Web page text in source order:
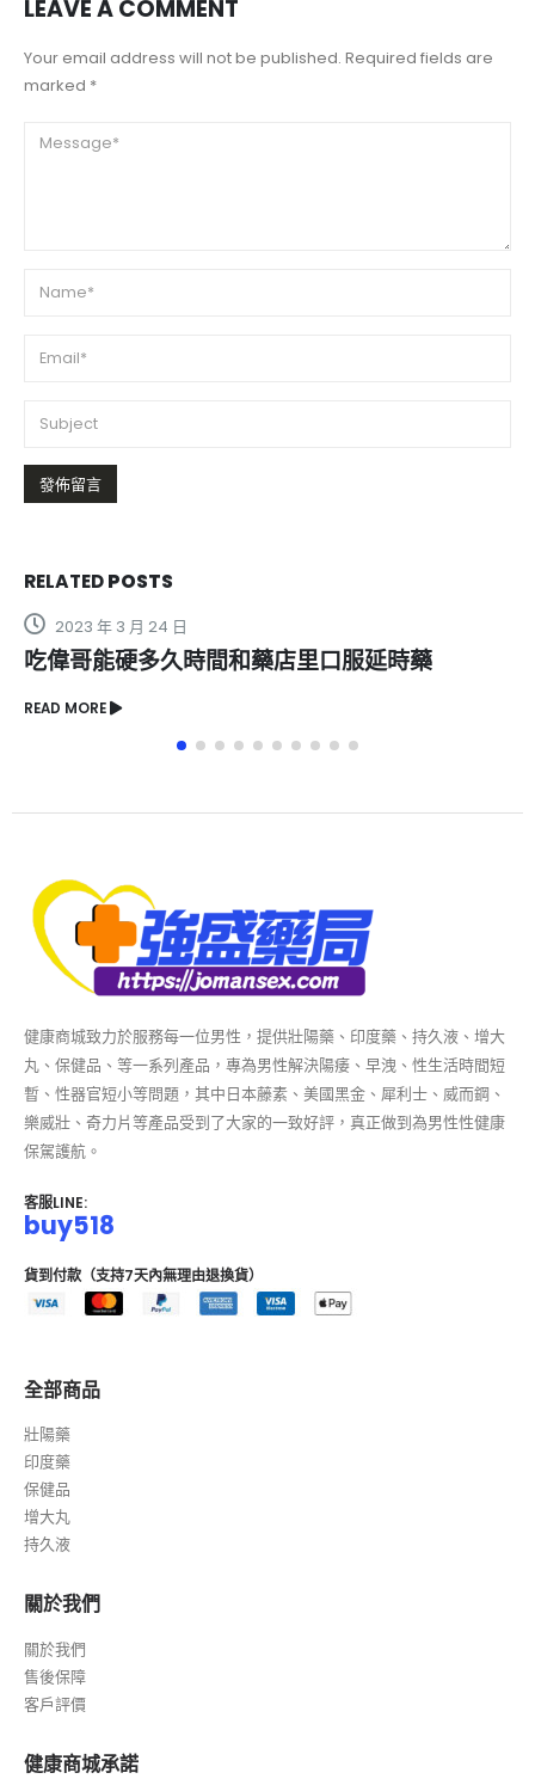
LEAVE A COMMENT
Your email address will not be published. Required fields are
marked *
RELATEDPOSTS
2023 年 3 月 24 日
偉哥能硬多久時間和藥店里口服延時藥
MORE
健康商城致力於服務每一位男性，提供壯陽藥、印度藥、持久液、增大
丸、保健品、等一系列產品，專為男性解決陽痿、早洩、性生活時間短
暫、性器官短小等問題，其中日本藤素、美國黑金、犀利士、威而鋼、
樂威壯、奇力片等產品受到了大家的一致好評，真正做到為男性性健康
保駕護航。
客服LINE:
buy518
貨到付款（支持7天內無理由退換貨）
全部商品
壯陽藥
印度藥
保健品
增大丸
持久液
關於我們
關於我們
售後保障
客戶評價
健康商城承諾